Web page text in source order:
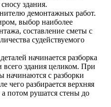
здания.
демонтажных работ.
выбор наиболее
составление сметы с
судействуемого
начинается разборка
всего здания целиком. При
начинаются с разборки
чего разбирается верхняя
потом рушатся стены до